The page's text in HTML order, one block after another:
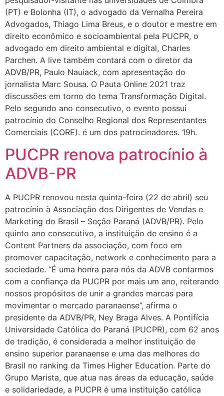
(PT) e Bolonha (IT), o advogado da Vernalha Pereira
Advogados, Thiago Lima Breus, e o doutor e mestre em
direito econômico e socioambiental pela PUCPR, o
advogado em direito ambiental e digital, Charles
Parchen. A live também contará com o diretor da
ADVB/PR, Paulo Nauiack, com apresentação do
jornalista Marc Sousa. O Pauta Online 2021 traz
discussões em torno do tema Transformação Digital.
Pelo segundo ano consecutivo, o evento possui
patrocínio do Conselho Regional dos Representantes
Comerciais (CORE). é um dos patrocinadores. 19h.
PUCPR renova patrocínio à
ADVB-PR
A PUCPR renovou nesta quinta-feira (22 de abril) seu
patrocínio à Associação dos Dirigentes de Vendas e
Marketing do Brasil – Seção Paraná (ADVB/PR). Pelo
quinto ano consecutivo, a instituição de ensino é a
Content Partners da associação, com foco em
promover capacitação, network e conhecimento para a
sociedade. “É uma honra para nós da ADVB contarmos
com a confiança da PUCPR por mais um ano, reiterando
nossos propósitos de unir a grandes marcas para
movimentar o mercado paranaense”, afirma o
presidente da ADVB/PR, Ney Braga Alves. A Pontifícia
Universidade Católica do Paraná (PUCPR), com 62 anos
de tradição, é considerada a melhor instituição de
ensino superior paranaense e uma das melhores do
Brasil no ranking da Times Higher Education. Parte do
Grupo Marista, que atua nas áreas da educação, saúde
e solidariedade, a PUCPR é uma instituição católica